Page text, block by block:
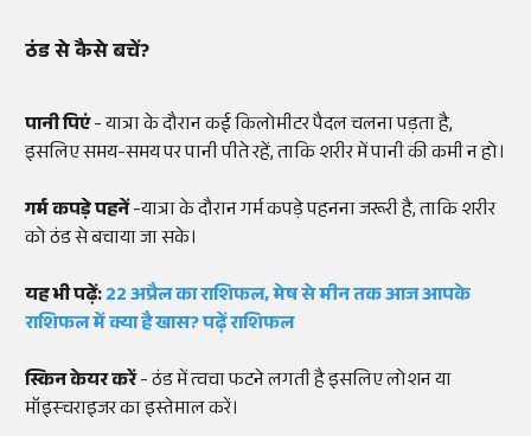
ठंड से कैसे बचें?
पानी पिएं- यात्रा के दौरान कई किलोमीटर पैदल चलना पड़ता है,
इसलिए समय-समय पर पानी पीते रहें, ताकि शरीर में पानी की कमी न हो।
गर्म कपड़े पहनें-यात्रा के दौरान गर्म कपड़े पहनना जरूरी है, ताकि शरीर
को ठंड से बचाया जा सके।
यह भी पढ़ें:22 अप्रैल का राशिफल, मेष से मीन तक आज आपके
राशिफल में क्या है खास? पढ़ें राशिफल
स्किन केयर करें- ठंड में त्वचा फटने लगती है इसलिए लोशन या
मॉइस्चराइजर का इस्तेमाल करें।